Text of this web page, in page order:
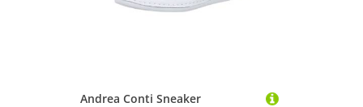
Andrea Conti Sneaker